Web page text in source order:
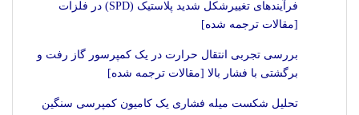
فرآیندهای تغییرشکل شدید پلاستیک (SPD) در فلزات
[مقالات ترجمه شده]
بررسی تجربی انتقال حرارت در یک کمپرسور گاز رفت و
برگشتی با فشار بالا [مقالات ترجمه شده]
تحلیل شکست میله فشاری یک کامیون کمپرسی سنگین